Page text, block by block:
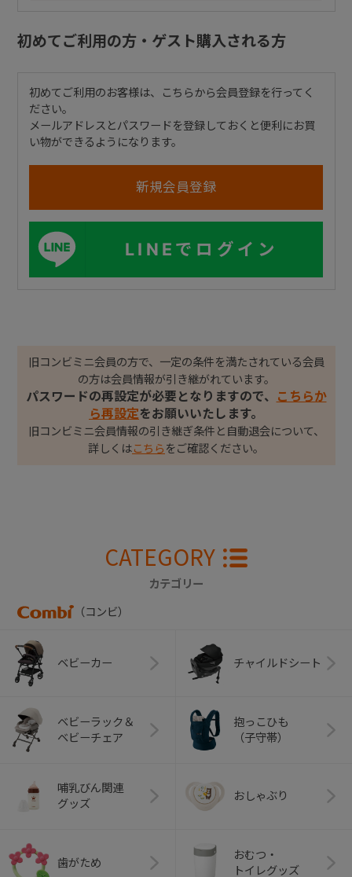
初めてご利用の方・ゲスト購入される方
初めてご利用のお客様は、こちらから会員登録を行ってく
ださい。
メールアドレスとパスワードを登録しておくと便利にお買
い物ができるようになります。
LINEでログイン
旧コンビミニ会員の方で、一定の条件を満たされている会員
の方は会員情報が引き継がれています。
パスワードの再設定が必要となりますので、
こちらか
ら再設定をお願いいたします。
旧コンビミニ会員情報の引き継ぎ条件と自動退会について、
詳しくはこちら をご確認ください。
CATEGORY
カテゴリー
（コンビ）
ベビーカー チャイルドシート
ベビーラック＆
ベビーチェア
抱っこひも
（子守帯）
哺乳びん関連
グッズ
おしゃぶり
歯がため
おむつ・
トイレグッズ